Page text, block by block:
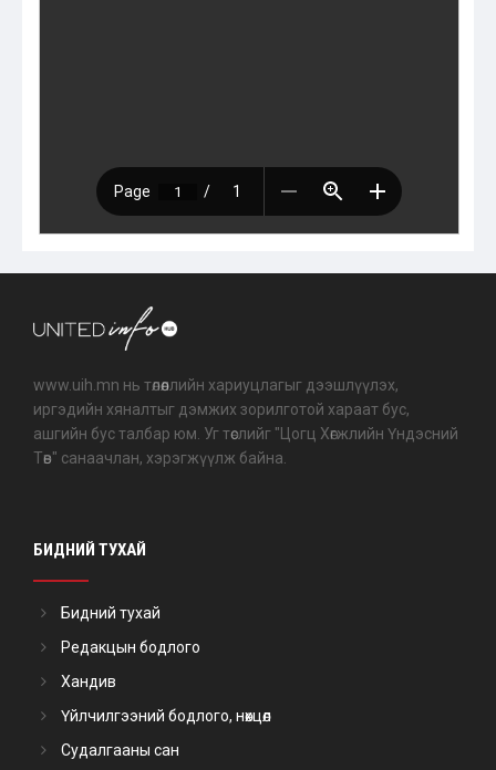
www.uih.mn нь төлөөллийн хариуцлагыг дээшлүүлэх,
иргэдийн хяналтыг дэмжих зорилготой хараат бус,
ашгийн бус талбар юм. Уг төслийг "Цогц Хөгжлийн Үндэсний
Төв" санаачлан, хэрэгжүүлж байна.
БИДНИЙ ТУХАЙ
Бидний тухай
Редакцын бодлого
Хандив
Үйлчилгээний бодлого, нөхцөл
Судалгааны сан